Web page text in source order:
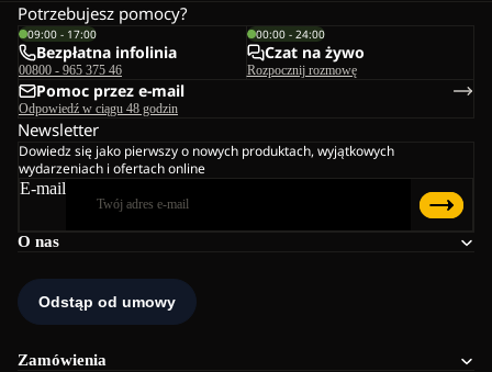
O nas
Zamówienia
Potrzebujesz pomocy?
09:00 - 17:00
Bezpłatna infolinia
00800 - 965 375 46
00:00 - 24:00
Czat na żywo
Rozpocznij rozmowę
Pomoc przez e-mail
Odpowiedź w ciągu 48 godzin
Newsletter
Dowiedz się jako pierwszy o nowych produktach, wyjątkowych
wydarzeniach i ofertach online
E-mail